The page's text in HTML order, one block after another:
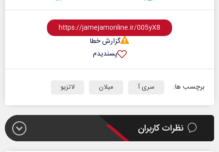
گزارش خطا
پسندیدم
برچسب ها: سری آ میلان لاتزیو
نظرات کاربران